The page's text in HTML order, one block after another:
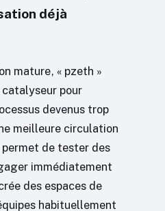
déjà
mature, « pzeth »
pour
devenus trop
meilleure circulation
de tester des
immédiatement
des espaces de
habituellement